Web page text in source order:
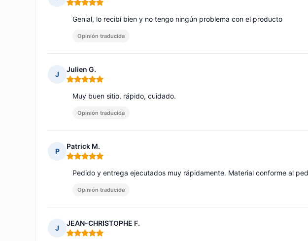
Nota: 5 de 5
Genial, lo recibí bien y no tengo ningún problema con el producto
Opinión traducida
J
Julien G.
Nota: 5 de 5
Muy buen sitio, rápido, cuidado.
Opinión traducida
P
Patrick M.
Nota: 5 de 5
Pedido y entrega ejecutados muy rápidamente. Material conforme al
Opinión traducida
J
JEAN-CHRISTOPHE F.
Nota: 5 de 5